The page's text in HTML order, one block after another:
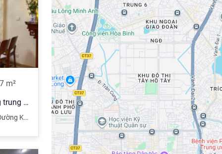
m²
Chủ cần bán gấp căn CC tầng trung Thăng Long Number One, Khuất Duy Tiến 117m2
Khuất Duy Tiến ,Cầu Giấy,Hà Nội